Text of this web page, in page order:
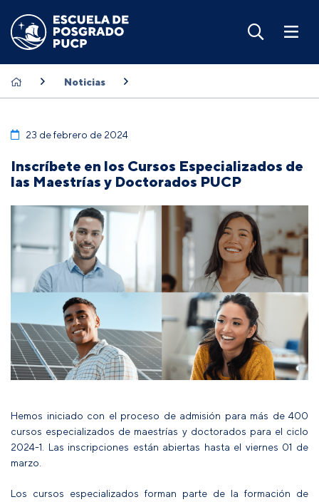
Noticias
23 de febrero de 2024
Inscríbete en los Cursos Especializados de
las Maestrías y Doctorados PUCP
Hemos iniciado con el proceso de admisión para más de 400
cursos especializados de maestrías y doctorados para el ciclo
2024-1. Las inscripciones están abiertas hasta el viernes 01 de
marzo.
Los cursos especializados forman parte de la formación de